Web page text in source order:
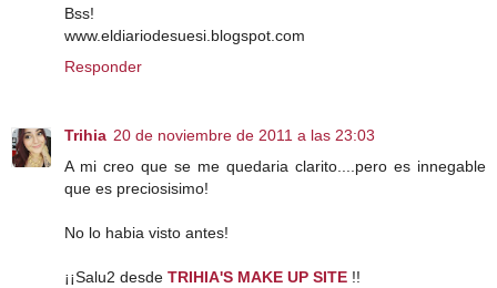
Bss!
www.eldiariodesuesi.blogspot.com
Responder
Trihia 20 de noviembre de 2011 a las 23:03
A mi creo que se me quedaria clarito....pero es innegable
que es preciosisimo!
No lo habia visto antes!
¡¡Salu2 desde TRIHIA'S MAKE UP SITE !!